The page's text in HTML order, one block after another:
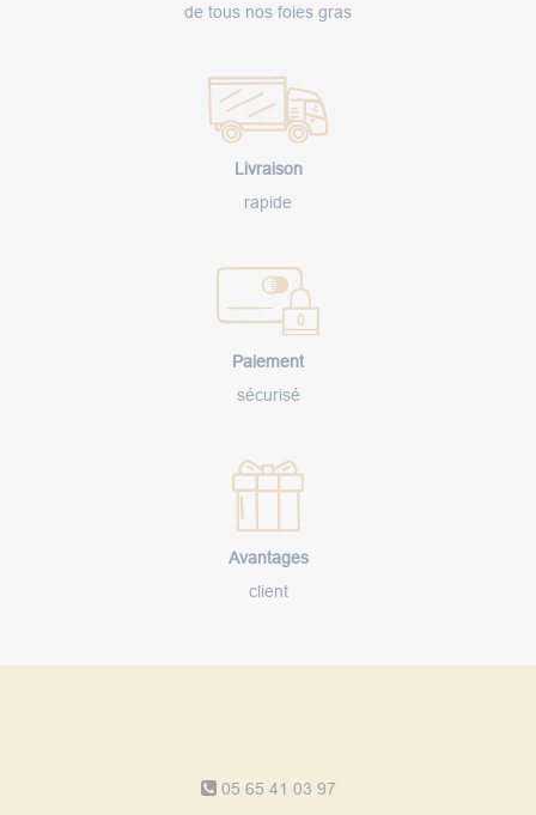
de tous nos foies gras
Livraison
rapide
Paiement
sécurisé
Avantages
client
05 65 41 03 97